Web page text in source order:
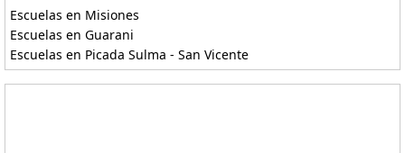
Escuelas en Misiones
Escuelas en Guarani
Escuelas en Picada Sulma - San Vicente